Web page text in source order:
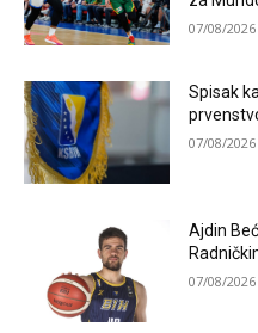
07/08/2026
Spisak
07/08/2026
Ajdin
07/08/2026